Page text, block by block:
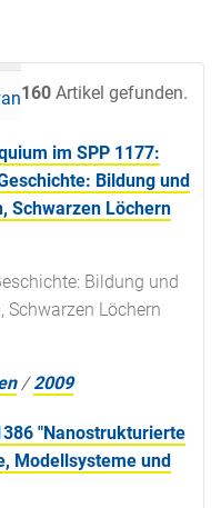
160 Artikel gefunden.
Datum
im SPP 1177:
Bildung und
Schwarzen Löchern
Bildung und
Schwarzen Löchern
/2009
"Nanostrukturierte
Modellsysteme und